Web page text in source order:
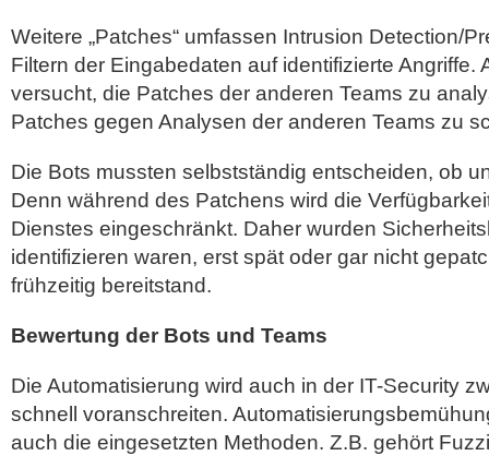
Weitere „Patches“ umfassen Intrusion Detection/
Filtern der Eingabedaten auf identifizierte Angriffe.
versucht, die Patches der anderen Teams zu
Patches gegen Analysen der anderen Teams zu
Die Bots mussten selbstständig entscheiden, ob
Denn während des Patchens wird die
Dienstes eingeschränkt. Daher wurden
identifizieren waren, erst spät oder gar nicht
frühzeitig bereitstand.
Bewertung der Bots und Teams
Die Automatisierung wird auch in der IT-Security
schnell voranschreiten.
auch die eingesetzten Methoden. Z.B. gehört